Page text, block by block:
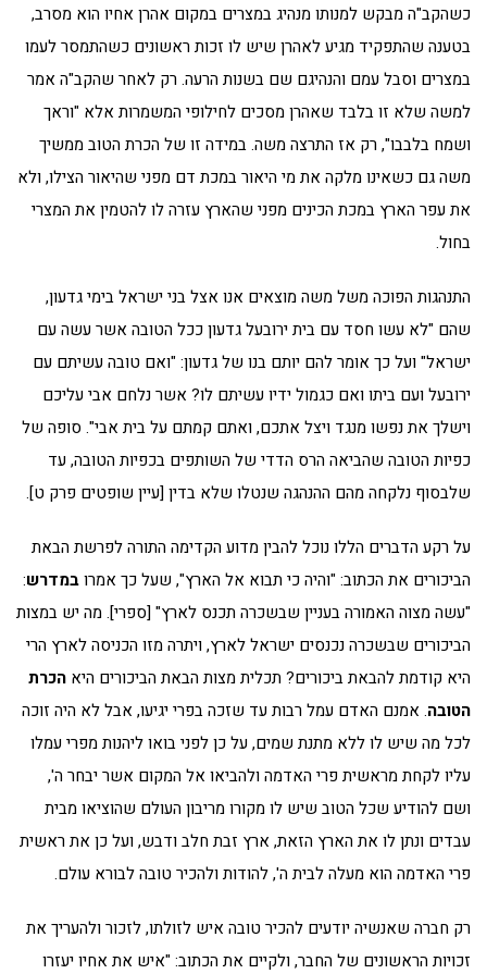
כשהקב"ה מבקש למנותו מנהיג במצרים במקום אהרן אחיו הוא מסרב,
בטענה שהתפקיד מגיע לאהרן שיש לו זכות ראשונים כשהתמסר לעמו
במצרים וסבל עמם והנהיגם שם בשנות הרעה. רק לאחר שהקב"ה אמר
למשה שלא זו בלבד שאהרן מסכים לחילופי המשמרות אלא "וראך
ושמח בלבבו", רק אז התרצה משה. במידה זו של הכרת הטוב ממשיך
משה גם כשאינו מלקה את מי היאור במכת דם מפני שהיאור הצילו, ולא
את עפר הארץ במכת הכינים מפני שהארץ עזרה לו להטמין את המצרי
בחול.
התנהגות הפוכה משל משה מוצאים אנו אצל בני ישראל בימי גדעון,
שהם "לא עשו חסד עם בית ירובעל גדעון ככל הטובה אשר עשה עם
ישראל" ועל כך אומר להם יותם בנו של גדעון: "ואם טובה עשיתם עם
ירובעל ועם ביתו ואם כגמול ידיו עשיתם לו? אשר נלחם אבי עליכם
וישלך את נפשו מנגד ויצל אתכם, ואתם קמתם על בית אבי". סופה של
כפיות הטובה שהביאה הרס הדדי של השותפים בכפיות הטובה, עד
שלבסוף נלקחה מהם ההנהגה שנטלו שלא בדין [עיין שופטים פרק ט].
על רקע הדברים הללו נוכל להבין מדוע הקדימה התורה לפרשת הבאת
הביכורים את הכתוב: "והיה כי תבוא אל הארץ", שעל כך אמרובמדרש:
"עשה מצוה האמורה בעניין שבשכרה תכנס לארץ" [ספרי]. מה יש במצות
הביכורים שבשכרה נכנסים ישראל לארץ, ויתרה מזו הכניסה לארץ הרי
היא קודמת להבאת ביכורים? תכלית מצות הבאת הביכורים היא הכרת
הטובה. אמנם האדם עמל רבות עד שזכה בפרי יגיעו, אבל לא היה זוכה
לכל מה שיש לו ללא מתנת שמים, על כן לפני בואו ליהנות מפרי עמלו
עליו לקחת מראשית פרי האדמה ולהביאו אל המקום אשר יבחר ה',
ושם להודיע שכל הטוב שיש לו מקורו מריבון העולם שהוציאו מבית
עבדים ונתן לו את הארץ הזאת, ארץ זבת חלב ודבש, ועל כן את ראשית
פרי האדמה הוא מעלה לבית ה', להודות ולהכיר טובה לבורא עולם.
רק חברה שאנשיה יודעים להכיר טובה איש לזולתו, לזכור ולהעריך את
זכויות הראשונים של החבר, ולקיים את הכתוב: "איש את אחיו יעזרו